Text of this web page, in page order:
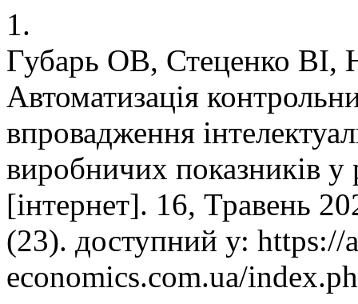
1.
Губарь ОВ, Стеценко ВІ,
Автоматизація
впровадження
виробничих показників
[інтернет]. 16, Травень
(23). доступний у: https://
economics.com.ua/